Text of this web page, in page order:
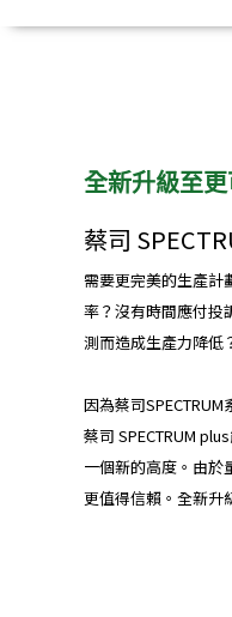
全新升級至
蔡司
需要更完美的生產計
率？沒有時間應付投
測而造成生產力降低
因為蔡司SPECTRUM
蔡司 SPECTRUM
一個新的高度。由於
更值得信賴。全新升